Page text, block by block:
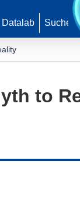
Datalab Suche
to